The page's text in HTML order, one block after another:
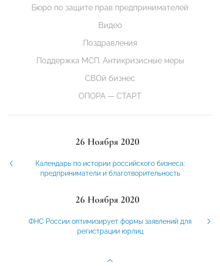
Бюро по защите прав предпринимателей
Видео
Поздравления
Поддержка МСП. Антикризисные меры
СВОй бизнес
ОПОРА — СТАРТ
26 Ноября 2020
Календарь по истории российского бизнеса:
предприниматели и благотворительность
26 Ноября 2020
ФНС России оптимизирует формы заявлений для
регистрации юрлиц